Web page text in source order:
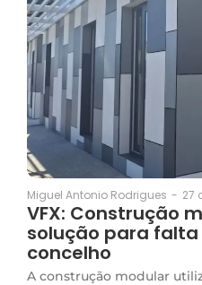
Miguel Antonio Rodrigues - 27
VFX: Construção
solução para falta
concelho
A construção modular